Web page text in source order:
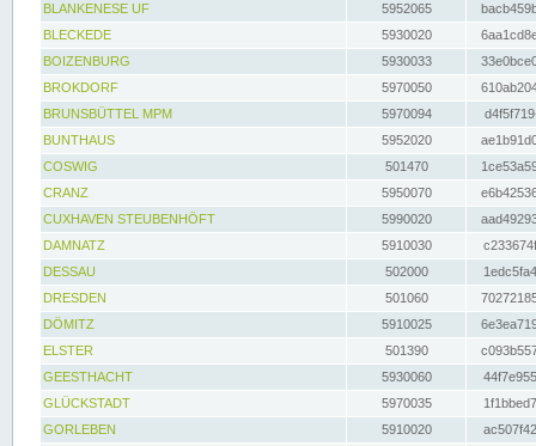
BLANKENESE UF
5952065
BLECKEDE
5930020
BOIZENBURG
5930033
BROKDORF
5970050
BRUNSBÜTTEL MPM
5970094
BUNTHAUS
5952020
COSWIG
501470
CRANZ
5950070
CUXHAVEN STEUBENHÖFT
5990020
DAMNATZ
5910030
DESSAU
502000
DRESDEN
501060
DÖMITZ
5910025
ELSTER
501390
GEESTHACHT
5930060
GLÜCKSTADT
5970035
GORLEBEN
5910020